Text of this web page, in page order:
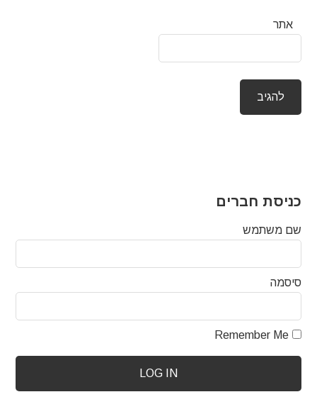
אתר
כניסת חברים
שם משתמש
סיסמה
Remember Me
LOG IN